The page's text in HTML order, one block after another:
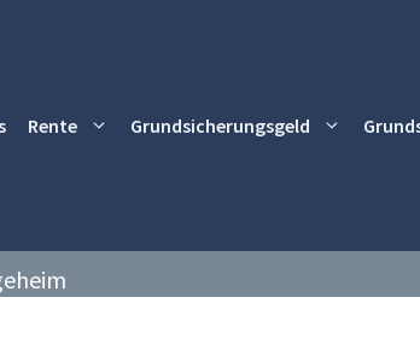
Rente Grundsicherungsgeld